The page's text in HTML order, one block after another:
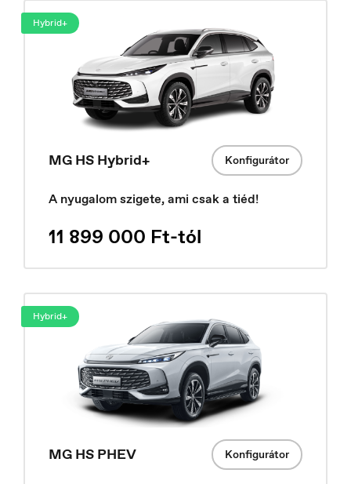
Europe
English
France
Français
Hybrid+
MG HS Hybrid+ Konfigurátor
A nyugalom szigete, ami csak a tiéd!
11 899 000 Ft-tól
Hybrid+
MG HS PHEV Konfigurátor